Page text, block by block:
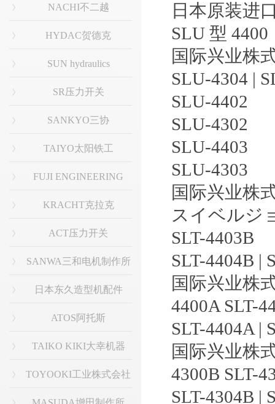
NACHI不二越
HYDAC贺德克
SUN hydraulics
SR压力开关
SANKYO三协
TAIYO太阳铁工
FUJI ENGINEERING
KRACHT克拉克
ACT压力开关
SANWA三和电机制作所
日本东久造型机配件
ATOS阿托斯
TAIKO KIKI大幸机器
TOYOOKI工业株式会社
日本原装进
SLU 型 4400
国际兴业株
SLU-4304 |
SLU-4402
SLU-4302
SLU-4403
SLU-4303
国际兴业株
スイベルジ
SLT-4403B
SLT-4404B |
国际兴业株
4400A SLT-
SLT-4404A |
国际兴业株
4300B SLT-
SLT-4304B |